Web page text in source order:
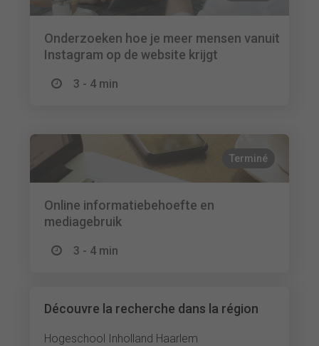
Onderzoeken hoe je meer mensen vanuit
Instagram op de website krijgt
3 - 4 min
Terminé
Online informatiebehoefte en
mediagebruik
3 - 4 min
Découvre la recherche dans la région
Hogeschool Inholland Haarlem